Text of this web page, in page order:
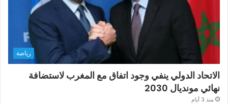
رياضة
الاتحاد الدولي ينفي وجود اتفاق مع المغرب لاستضافة
نهائي مونديال 2030
منذ 3 أيام